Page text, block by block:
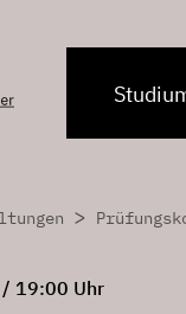
>
/ 19:00 Uhr